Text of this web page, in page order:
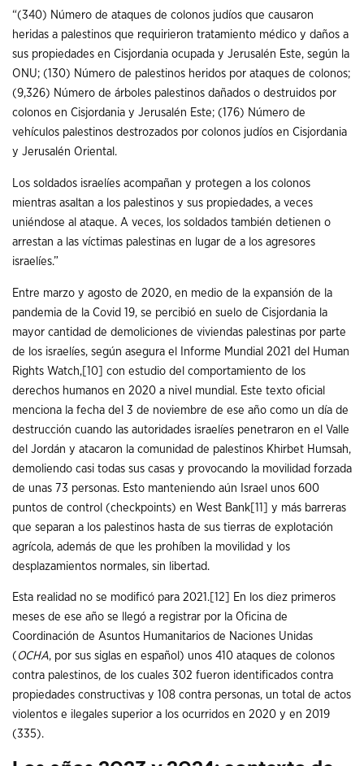
“(340) Número de ataques de colonos judíos que causaron
heridas a palestinos que requirieron tratamiento médico y daños a
sus propiedades en Cisjordania ocupada y Jerusalén Este, según la
ONU; (130) Número de palestinos heridos por ataques de colonos;
(9,326) Número de árboles palestinos dañados o destruidos por
colonos en Cisjordania y Jerusalén Este; (176) Número de
vehículos palestinos destrozados por colonos judíos en Cisjordania
y Jerusalén Oriental.
Los soldados israelíes acompañan y protegen a los colonos
mientras asaltan a los palestinos y sus propiedades, a veces
uniéndose al ataque. A veces, los soldados también detienen o
arrestan a las víctimas palestinas en lugar de a los agresores
israelíes.”
Entre marzo y agosto de 2020, en medio de la expansión de la
pandemia de la Covid 19, se percibió en suelo de Cisjordania la
mayor cantidad de demoliciones de viviendas palestinas por parte
de los israelíes, según asegura el Informe Mundial 2021 del Human
Rights Watch,[10] con estudio del comportamiento de los
derechos humanos en 2020 a nivel mundial. Este texto oficial
menciona la fecha del 3 de noviembre de ese año como un día de
destrucción cuando las autoridades israelíes penetraron en el Valle
del Jordán y atacaron la comunidad de palestinos Khirbet Humsah,
demoliendo casi todas sus casas y provocando la movilidad forzada
de unas 73 personas. Esto manteniendo aún Israel unos 600
puntos de control (checkpoints) en West Bank[11] y más barreras
que separan a los palestinos hasta de sus tierras de explotación
agrícola, además de que les prohíben la movilidad y los
desplazamientos normales, sin libertad.
Esta realidad no se modificó para 2021. [12]
En los diez primeros
meses de ese año se llegó a registrar por la Oficina de
Coordinación de Asuntos Humanitarios de Naciones Unidas
( OCHA, por sus siglas en español) unos 410 ataques de colonos
contra palestinos, de los cuales 302 fueron identificados contra
propiedades constructivas y 108 contra personas, un total de actos
violentos e ilegales superior a los ocurridos en 2020 y en 2019
(335).